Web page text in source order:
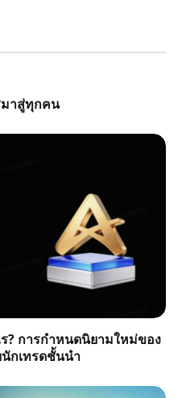
มาสู่ทุกคน
? การกำหนดนิยามใหม่ของ
กเทรดชั้นนำ